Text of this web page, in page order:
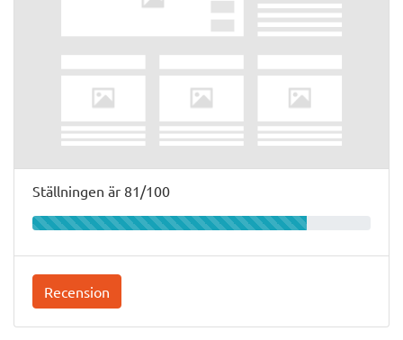
Ställningen är 81/100
Recension